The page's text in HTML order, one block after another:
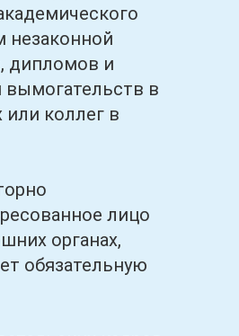
незаконной
дипломов и
вымогательств в
коллег в
лицо
органах,
обязательную